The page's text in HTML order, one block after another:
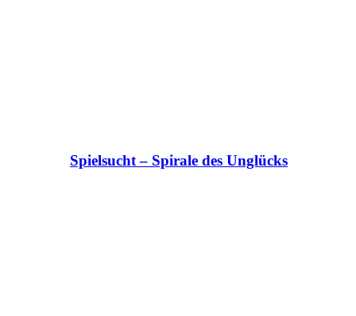
Spielsucht – Spirale des Unglücks